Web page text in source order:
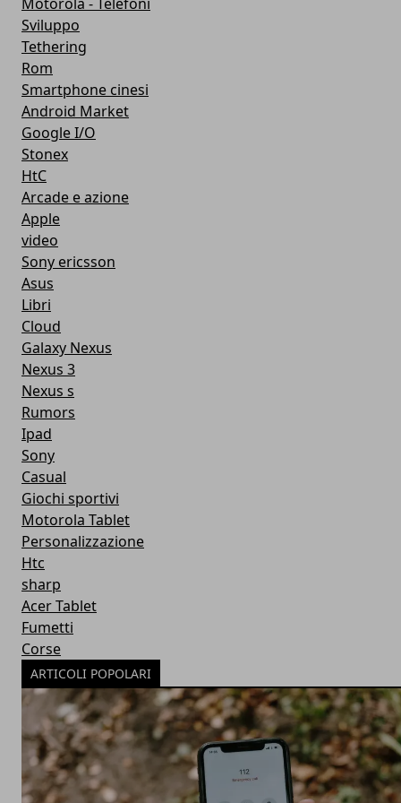
Sviluppo
Tethering
Rom
Smartphone cinesi
Android Market
Google I/O
Stonex
HtC
Arcade e azione
Apple
video
Sony ericsson
Asus
Libri
Cloud
Galaxy Nexus
Nexus 3
Nexus s
Rumors
Ipad
Sony
Casual
Giochi sportivi
Motorola Tablet
Personalizzazione
Htc
sharp
Acer Tablet
Fumetti
Corse
ARTICOLI POPOLARI